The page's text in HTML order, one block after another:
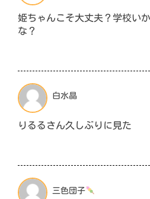
姫ちゃんこそ大丈夫？学校い
な？
白水晶
りるるさん久しぶりに見た
三色団子